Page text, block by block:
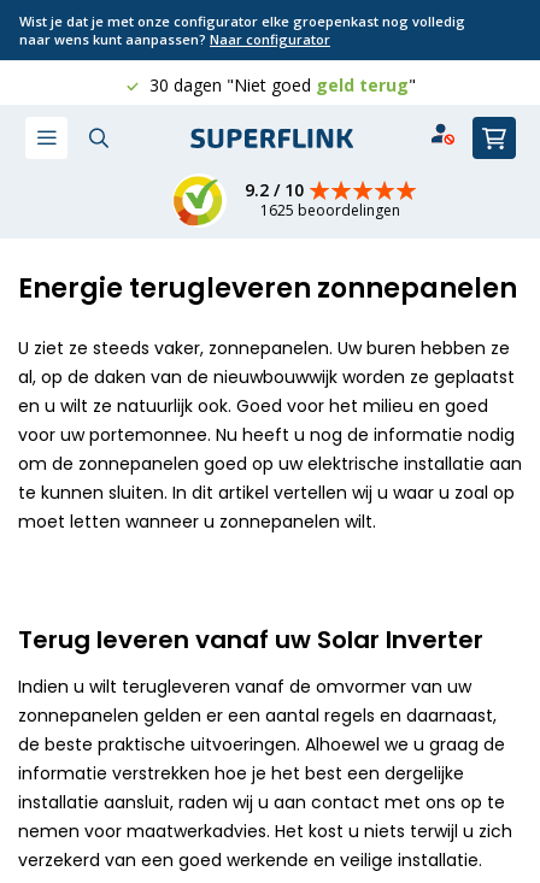
Wist je dat je met onze configurator elke groepenkast nog volledig
naar wens kunt aanpassen? Naar configurator
8 jaar
Gratis
30 dagen "Niet goed geld terug"
Professioneel
naar
9.2 / 10
1625 beoordelingen
Energie terugleveren zonnepanelen
U ziet ze steeds vaker, zonnepanelen. Uw buren hebben ze
al, op de daken van de nieuwbouwwijk worden ze geplaatst
en u wilt ze natuurlijk ook. Goed voor het milieu en goed
voor uw portemonnee. Nu heeft u nog de informatie nodig
om de zonnepanelen goed op uw elektrische installatie aan
te kunnen sluiten. In dit artikel vertellen wij u waar u zoal op
moet letten wanneer u zonnepanelen wilt.
Terug leveren vanaf uw Solar Inverter
Indien u wilt terugleveren vanaf de omvormer van uw
zonnepanelen gelden er een aantal regels en daarnaast,
de beste praktische uitvoeringen. Alhoewel we u graag de
informatie verstrekken hoe je het best een dergelijke
installatie aansluit, raden wij u aan contact met ons op te
nemen voor maatwerkadvies. Het kost u niets terwijl u zich
verzekerd van een goed werkende en veilige installatie.